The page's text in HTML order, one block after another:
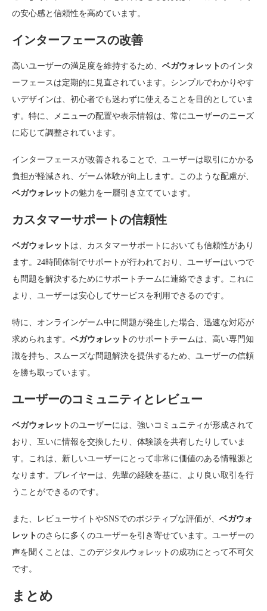
の安心感と信頼性を高めています。
インターフェースの改善
高いユーザーの満足度を維持するため、 ベガウォレットのインタ
ーフェースは定期的に見直されています。シンプルでわかりやす
いデザインは、初心者でも迷わずに使えることを目的としていま
す。特に、メニューの配置や表示情報は、常にユーザーのニーズ
に応じて調整されています。
インターフェースが改善されることで、ユーザーは取引にかかる
負担が軽減され、ゲーム体験が向上します。このような配慮が、
ベガウォレットの魅力を一層引き立てています。
カスタマーサポートの信頼性
ベガウォレット は、カスタマーサポートにおいても信頼性があり
ます。24時間体制でサポートが行われており、ユーザーはいつで
も問題を解決するためにサポートチームに連絡できます。これに
より、ユーザーは安心してサービスを利用できるのです。
特に、オンラインゲーム中に問題が発生した場合、迅速な対応が
求められます。 ベガウォレットのサポートチームは、高い専門知
識を持ち、スムーズな問題解決を提供するため、ユーザーの信頼
を勝ち取っています。
ユーザーのコミュニティとレビュー
ベガウォレットのユーザーには、強いコミュニティが形成されて
おり、互いに情報を交換したり、体験談を共有したりしていま
す。これは、新しいユーザーにとって非常に価値のある情報源と
なります。プレイヤーは、先輩の経験を基に、より良い取引を行
うことができるのです。
また、レビューサイトやSNSでのポジティブな評価が、 ベガウォ
レットのさらに多くのユーザーを引き寄せています。ユーザーの
声を聞くことは、このデジタルウォレットの成功にとって不可欠
です。
まとめ